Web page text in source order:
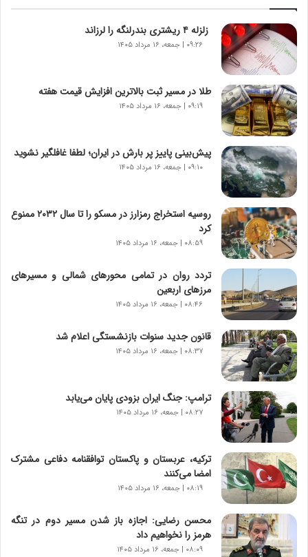
ا
ی
ر
ا
ن‌
خ
و
د
ر
و
ر
و
ش
ن
ا
س
ت
|
ب
ر
ن
ا
م
ه
ج
ی
د
ا
ر
ا
ن‌
و
زلزله ۴ ریشتری بندرلنگه را لرزاند
۰۹:۲۶ | جمعه، ۱۶ مرداد ۱۴۰۵
طلا در مسیر ثبت بالاترین افزایش قیمت هفته
۰۹:۱۹ | جمعه، ۱۶ مرداد ۱۴۰۵
پیش‌بینی پاییز پر بارش در ایران؛ لطفا غافلگیر نشوید
۰۹:۱۰ | جمعه، ۱۶ مرداد ۱۴۰۵
روسیه استخراج رمزارز در مسکو را تا سال ۲۰۳۲ ممنوع
کرد
۰۸:۵۹ | جمعه، ۱۶ مرداد ۱۴۰۵
تردد روان در تمامی محورهای شمالی و مسیرهای
مرزهای اربعین
۰۸:۴۶ | جمعه، ۱۶ مرداد ۱۴۰۵
قانون جدید سنوات بازنشستگی اعلام شد
۰۸:۳۷ | جمعه، ۱۶ مرداد ۱۴۰۵
ترامپ: جنگ ایران بزودی پایان می‌یابد
۰۸:۲۷ | جمعه، ۱۶ مرداد ۱۴۰۵
ترکیه، عربستان و پاکستان توافقنامه دفاعی مشترک
امضا می‌کنند
۰۸:۱۹ | جمعه، ۱۶ مرداد ۱۴۰۵
محسن رضایی: اجازه باز شدن مسیر دوم در تنگه
هرمز را نخواهیم داد
۰۸:۰۹ | جمعه، ۱۶ مرداد ۱۴۰۵